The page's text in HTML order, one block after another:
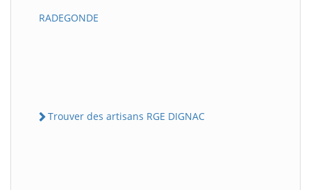
RADEGONDE
Trouver des artisans RGE DIGNAC